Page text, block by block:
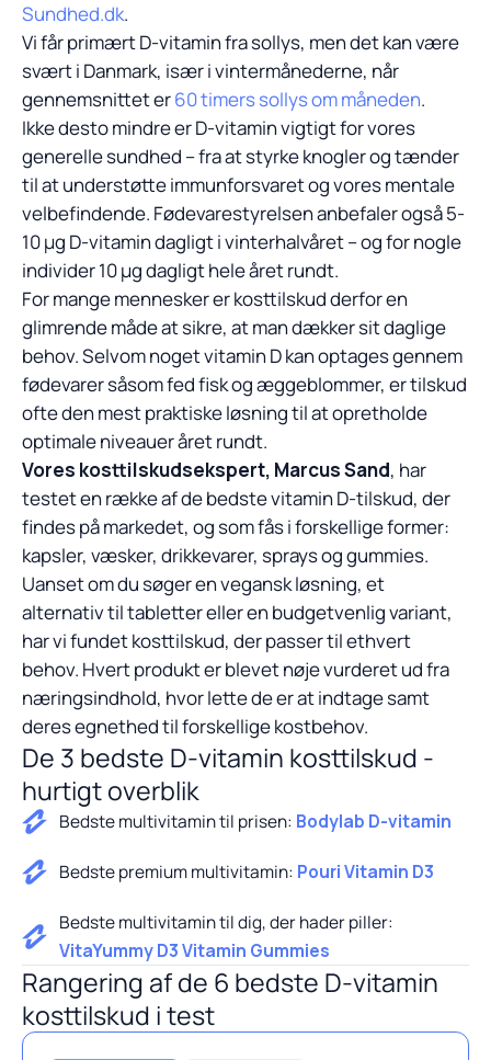
Sundhed.dk.
Vi får primært D-vitamin fra sollys, men det kan være
svært i Danmark, især i vintermånederne, når
gennemsnittet er60 timers sollys om måneden.
Ikke desto mindre er D-vitamin vigtigt for vores
generelle sundhed – fra at styrke knogler og tænder
til at understøtte immunforsvaret og vores mentale
velbefindende. Fødevarestyrelsen anbefaler også 5-
10 µg D-vitamin dagligt i vinterhalvåret – og for nogle
individer 10 µg dagligt hele året rundt.
For mange mennesker er kosttilskud derfor en
glimrende måde at sikre, at man dækker sit daglige
behov. Selvom noget vitamin D kan optages gennem
fødevarer såsom fed fisk og æggeblommer, er tilskud
ofte den mest praktiske løsning til at opretholde
optimale niveauer året rundt.
Vores kosttilskudsekspert, Marcus Sand, har
testet en række af de bedste vitamin D-tilskud, der
findes på markedet, og som fås i forskellige former:
kapsler, væsker, drikkevarer, sprays og gummies.
Uanset om du søger en vegansk løsning, et
alternativ til tabletter eller en budgetvenlig variant,
har vi fundet kosttilskud, der passer til ethvert
behov. Hvert produkt er blevet nøje vurderet ud fra
næringsindhold, hvor lette de er at indtage samt
deres egnethed til forskellige kostbehov.
De 3 bedste D-vitamin kosttilskud -
hurtigt overblik
Bedste multivitamin til prisen: Bodylab D-vitamin
Bedste premium multivitamin: Pouri Vitamin D3
Bedste multivitamin til dig, der hader piller:
VitaYummy D3 Vitamin Gummies
Rangering af de 6 bedste D-vitamin
kosttilskud i test